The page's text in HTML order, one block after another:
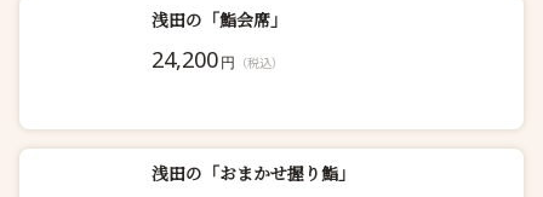
浅田の「鮨会席」
24,200円 （税込）
浅田の「おまかせ握り鮨」